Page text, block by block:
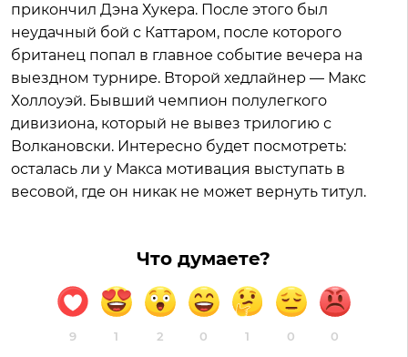
прикончил Дэна Хукера. После этого был
неудачный бой с Каттаром, после которого
британец попал в главное событие вечера на
выездном турнире. Второй хедлайнер — Макс
Холлоуэй. Бывший чемпион полулегкого
дивизиона, который не вывез трилогию с
Волкановски. Интересно будет посмотреть:
осталась ли у Макса мотивация выступать в
весовой, где он никак не может вернуть титул.
Что думаете?
9 1 2 0 1 0 0